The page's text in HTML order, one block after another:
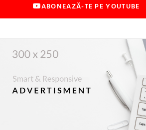
ABONEAZĂ-TE PE YOUTUBE